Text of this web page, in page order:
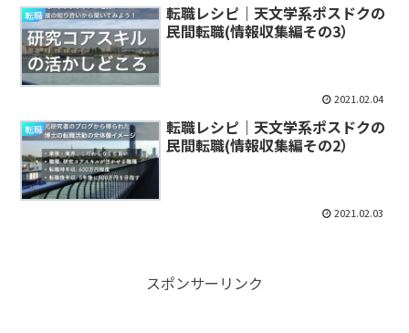
転職
転職レシピ｜天文学系ポスドクの
民間転職(情報収集編その3）
2021.02.04
転職
転職レシピ｜天文学系ポスドクの
民間転職(情報収集編その2）
2021.02.03
スポンサーリンク